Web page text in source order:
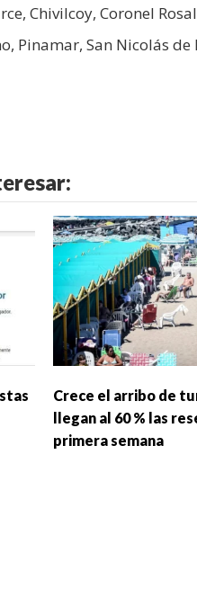
Chivilcoy, Coronel
Pinamar, San Nicolás
Crece el arribo de
llegan al 60 % las
primera semana